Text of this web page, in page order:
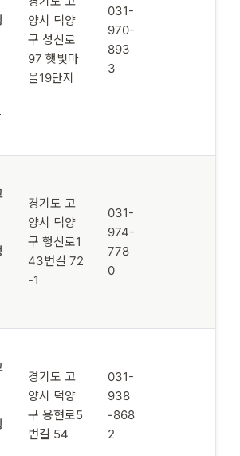
양시 덕양
구 성신로
97 햇빛마
을19단지
031-
970-
893
3
경기도 고
양시 덕양
구 행신로1
43번길 72
-1
031-
974-
778
0
경기도 고
양시 덕양
구 용현로5
번길 54
031-
938
-868
2